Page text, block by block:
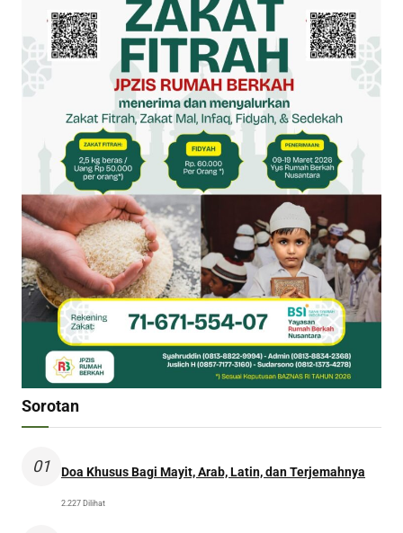
Sorotan
01 Doa Khusus Bagi Mayit, Arab, Latin, dan Terjemahnya
2.227 Dilihat